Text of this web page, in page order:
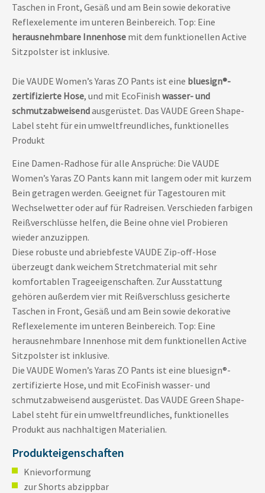
Taschen in Front, Gesäß und am Bein sowie dekorative
Reflexelemente im unteren Beinbereich. Top: Eine
herausnehmbare Innenhose mit dem funktionellen Active
Sitzpolster ist inklusive.
Die VAUDE Women’s Yaras ZO Pants ist eine bluesign®-
zertifizierte Hose, und mit EcoFinish wasser- und
schmutzabweisendausgerüstet. Das VAUDE Green Shape-
Label steht für ein umweltfreundliches, funktionelles
Produkt
Eine Damen-Radhose für alle Ansprüche: Die VAUDE
Women’s Yaras ZO Pants kann mit langem oder mit kurzem
Bein getragen werden. Geeignet für Tagestouren mit
Wechselwetter oder auf für Radreisen. Verschieden farbigen
Reißverschlüsse helfen, die Beine ohne viel Probieren
wieder anzuzippen.
Diese robuste und abriebfeste VAUDE Zip-off-Hose
überzeugt dank weichem Stretchmaterial mit sehr
komfortablen Trageeigenschaften. Zur Ausstattung
gehören außerdem vier mit Reißverschluss gesicherte
Taschen in Front, Gesäß und am Bein sowie dekorative
Reflexelemente im unteren Beinbereich. Top: Eine
herausnehmbare Innenhose mit dem funktionellen Active
Sitzpolster ist inklusive.
Die VAUDE Women’s Yaras ZO Pants ist eine bluesign®-
zertifizierte Hose, und mit EcoFinish wasser- und
schmutzabweisend ausgerüstet. Das VAUDE Green Shape-
Label steht für ein umweltfreundliches, funktionelles
Produkt aus nachhaltigen Materialien.
Produkteigenschaften
Knievorformung
zur Shorts abzippbar